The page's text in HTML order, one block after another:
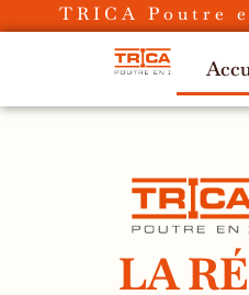
TRICA Poutre
LA